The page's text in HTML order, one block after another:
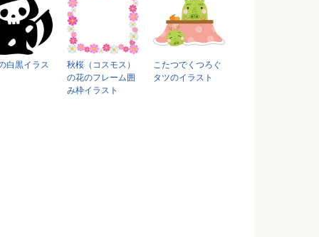
白黒イラス
秋桜（コスモス）
の花のフレーム囲
み枠イラスト
こたつでくつろぐ
タツのイラスト